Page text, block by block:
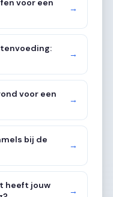
voor een
→
→
voor een
→
bij de
→
heeft jouw
→